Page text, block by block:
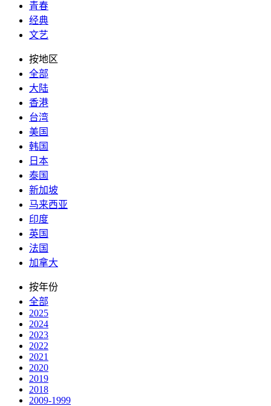
青春
经典
文艺
按地区
全部
大陆
香港
台湾
美国
韩国
日本
泰国
新加坡
马来西亚
印度
英国
法国
加拿大
按年份
全部
2025
2024
2023
2022
2021
2020
2019
2018
2009-1999